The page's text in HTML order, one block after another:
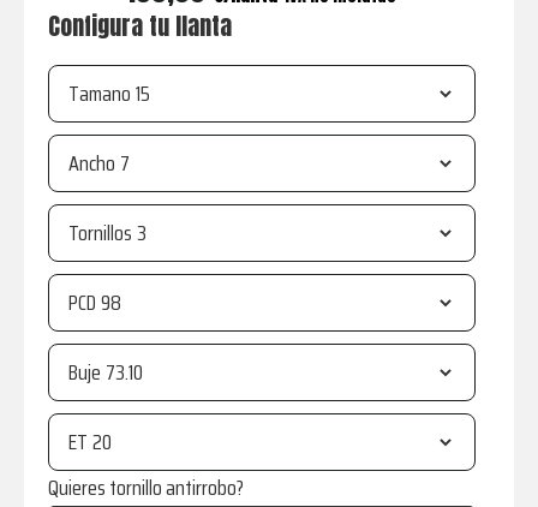
Configura tu llanta
Tamano
Ancho
Tornillos
PCD
Buje
ET
Quieres tornillo antirrobo?